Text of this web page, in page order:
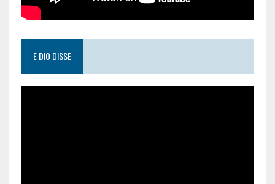
E DIO DISSE